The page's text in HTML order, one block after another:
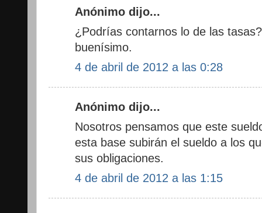
Anónimo dijo...
¿Podrías contarnos lo de las
buenísimo.
4 de abril de 2012 a las 0:28
Anónimo dijo...
Nosotros pensamos que este
esta base subirán el sueldo a los
sus obligaciones.
4 de abril de 2012 a las 1:15